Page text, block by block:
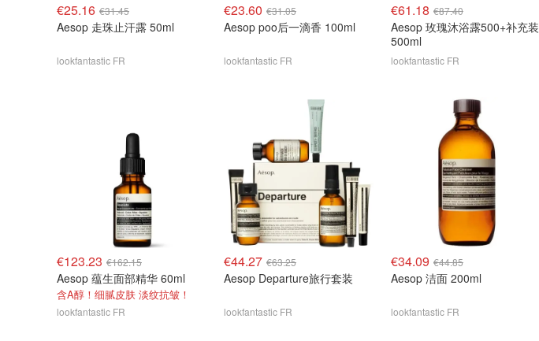
€25.16 €31.45
Aesop 走珠止汗露 50ml
lookfantastic FR
€23.60 €31.05
Aesop poo后一滴香 100ml
lookfantastic FR
€61.18 €87.40
Aesop 玫瑰沐浴露500+补充装
500ml
lookfantastic FR
€123.23 €162.15
Aesop 蕴生面部精华 60ml
含A醇！细腻皮肤 淡纹抗皱！
lookfantastic FR
€44.27 €63.25
Aesop Departure旅行套装
lookfantastic FR
€34.09 €44.85
Aesop 洁面 200ml
lookfantastic FR